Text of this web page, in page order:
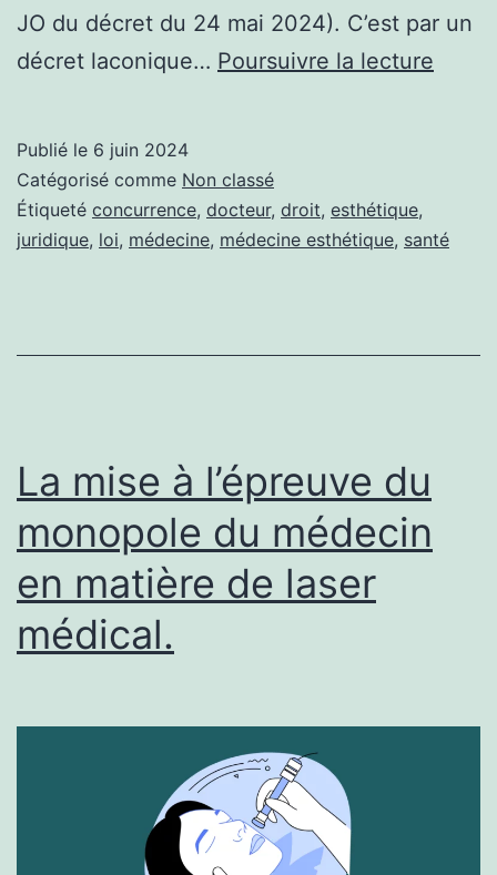
JO du décret du 24 mai 2024). C’est par un
décret laconique… Poursuivre la lecture
le
la
Publié le 6 juin 2024
Catégorisé comme Non classé
Étiqueté concurrence, docteur, droit, esthétique,
juridique, loi, médecine, médecine esthétique, santé
La mise à l’épreuve du
monopole du médecin
en matière de laser
médical.